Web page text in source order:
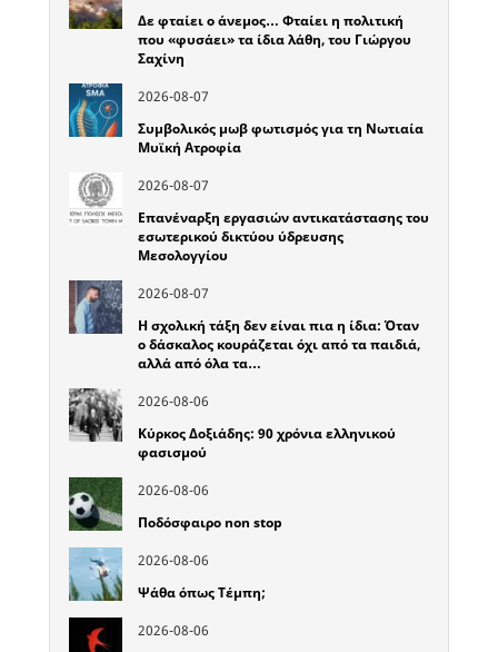
Δε φταίει ο άνεμος… Φταίει η πολιτική
που «φυσάει» τα ίδια λάθη, του Γιώργου
Σαχίνη
2026-08-07
Συμβολικός μωβ φωτισμός για τη Νωτιαία
Μυϊκή Ατροφία
2026-08-07
Επανέναρξη εργασιών αντικατάστασης του
εσωτερικού δικτύου ύδρευσης
Μεσολογγίου
2026-08-07
Η σχολική τάξη δεν είναι πια η ίδια: Όταν
ο δάσκαλος κουράζεται όχι από τα παιδιά,
αλλά από όλα τα…
2026-08-06
Κύρκος Δοξιάδης: 90 χρόνια ελληνικού
φασισμού
2026-08-06
Ποδόσφαιρο non stop
2026-08-06
Ψάθα όπως Τέμπη;
2026-08-06